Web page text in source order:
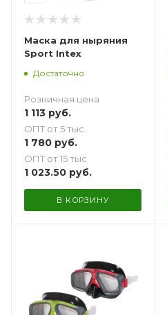
Маска для ныряния
Sport Intex
Достаточно
Розничная цена
1 113 руб.
ОПТ от 5 тыс.
1 780 руб.
ОПТ от 15 тыс.
1 023.50 руб.
В КОРЗИНУ